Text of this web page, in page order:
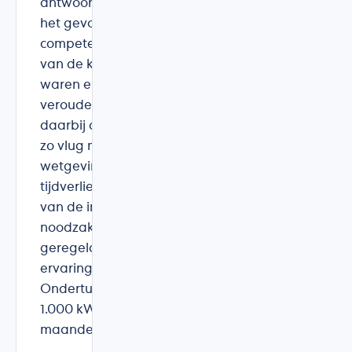
antwoord. Op elk moment hadden wij
het gevoel te maken te hebben met een
competent bedrijf, waarbij de belangen
van de klant prioritair waren. Bij ons
waren er enkele problemen met een
verouderde elektriciteitskast. Yves heeft
daarbij alles in het werk gesteld om dit
zo vlug mogelijk en conform de
wetgeving op te lossen en zonder veel
tijdverlies in te passen in de plaatsing
van de installatie. Verder werden alle
noodzakelijke aanvragen door de firma
geregeld. Kortom : een zeer positieve
ervaring van start tot aankomst. PS
Ondertussen heeft de installatie al bijna
1.000 kWh opgeleverd op minder dan 2
maanden tijd !